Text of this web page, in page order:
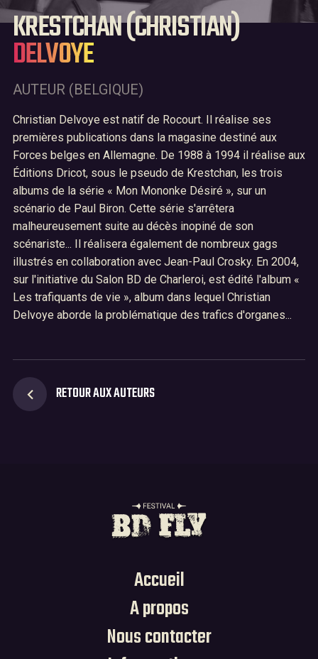
01
02 Le festival BD Fly
03 Archives
04 Nous contacter
KRESTCHAN (CHRISTIAN)
DELVOYE
AUTEUR (BELGIQUE)
Christian Delvoye est natif de Rocourt. Il réalise ses
premières publications dans la magasine destiné aux
Forces belges en Allemagne. De 1988 à 1994 il réalise aux
Éditions Dricot, sous le pseudo de Krestchan, les trois
albums de la série « Mon Mononke Désiré », sur un
scénario de Paul Biron. Cette série s'arrêtera
malheureusement suite au décès inopiné de son
scénariste... Il réalisera également de nombreux gags
illustrés en collaboration avec Jean-Paul Crosky. En 2004,
sur l'initiative du Salon BD de Charleroi, est édité l'album «
Les trafiquants de vie », album dans lequel Christian
Delvoye aborde la problématique des trafics d'organes...
RETOUR AUX AUTEURS
Accueil
A propos
Nous contacter